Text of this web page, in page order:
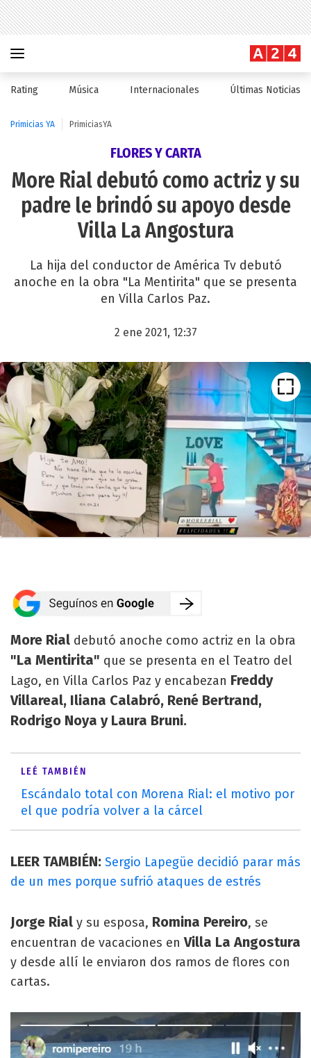
Rating Música Internacionales Últimas Noticias
Primicias YA PrimiciasYA
FLORES Y CARTA
More Rial debutó como actriz y su
padre le brindó su apoyo desde
Villa La Angostura
La hija del conductor de América Tv debutó
anoche en la obra "La Mentirita" que se presenta
en Villa Carlos Paz.
2 ene 2021, 12:37
More Rial debutó anoche como actriz en la obra
"La Mentirita" que se presenta en el Teatro del
Lago, en Villa Carlos Paz y encabezan Freddy
Villareal, Iliana Calabró, René Bertrand,
Rodrigo Noya y Laura Bruni.
LEÉ TAMBIÉN
Escándalo total con Morena Rial: el motivo por
el que podría volver a la cárcel
LEER TAMBIÉN: Sergio Lapegüe decidió parar más
de un mes porque sufrió ataques de estrés
Jorge Rial y su esposa, Romina Pereiro, se
encuentran de vacaciones enVilla La Angostura
y desde allí le enviaron dos ramos de flores con
cartas.